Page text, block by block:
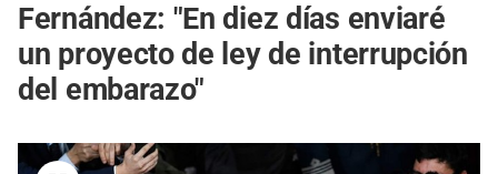
Fernández: "En diez días enviaré
un proyecto de ley de interrupción
del embarazo"